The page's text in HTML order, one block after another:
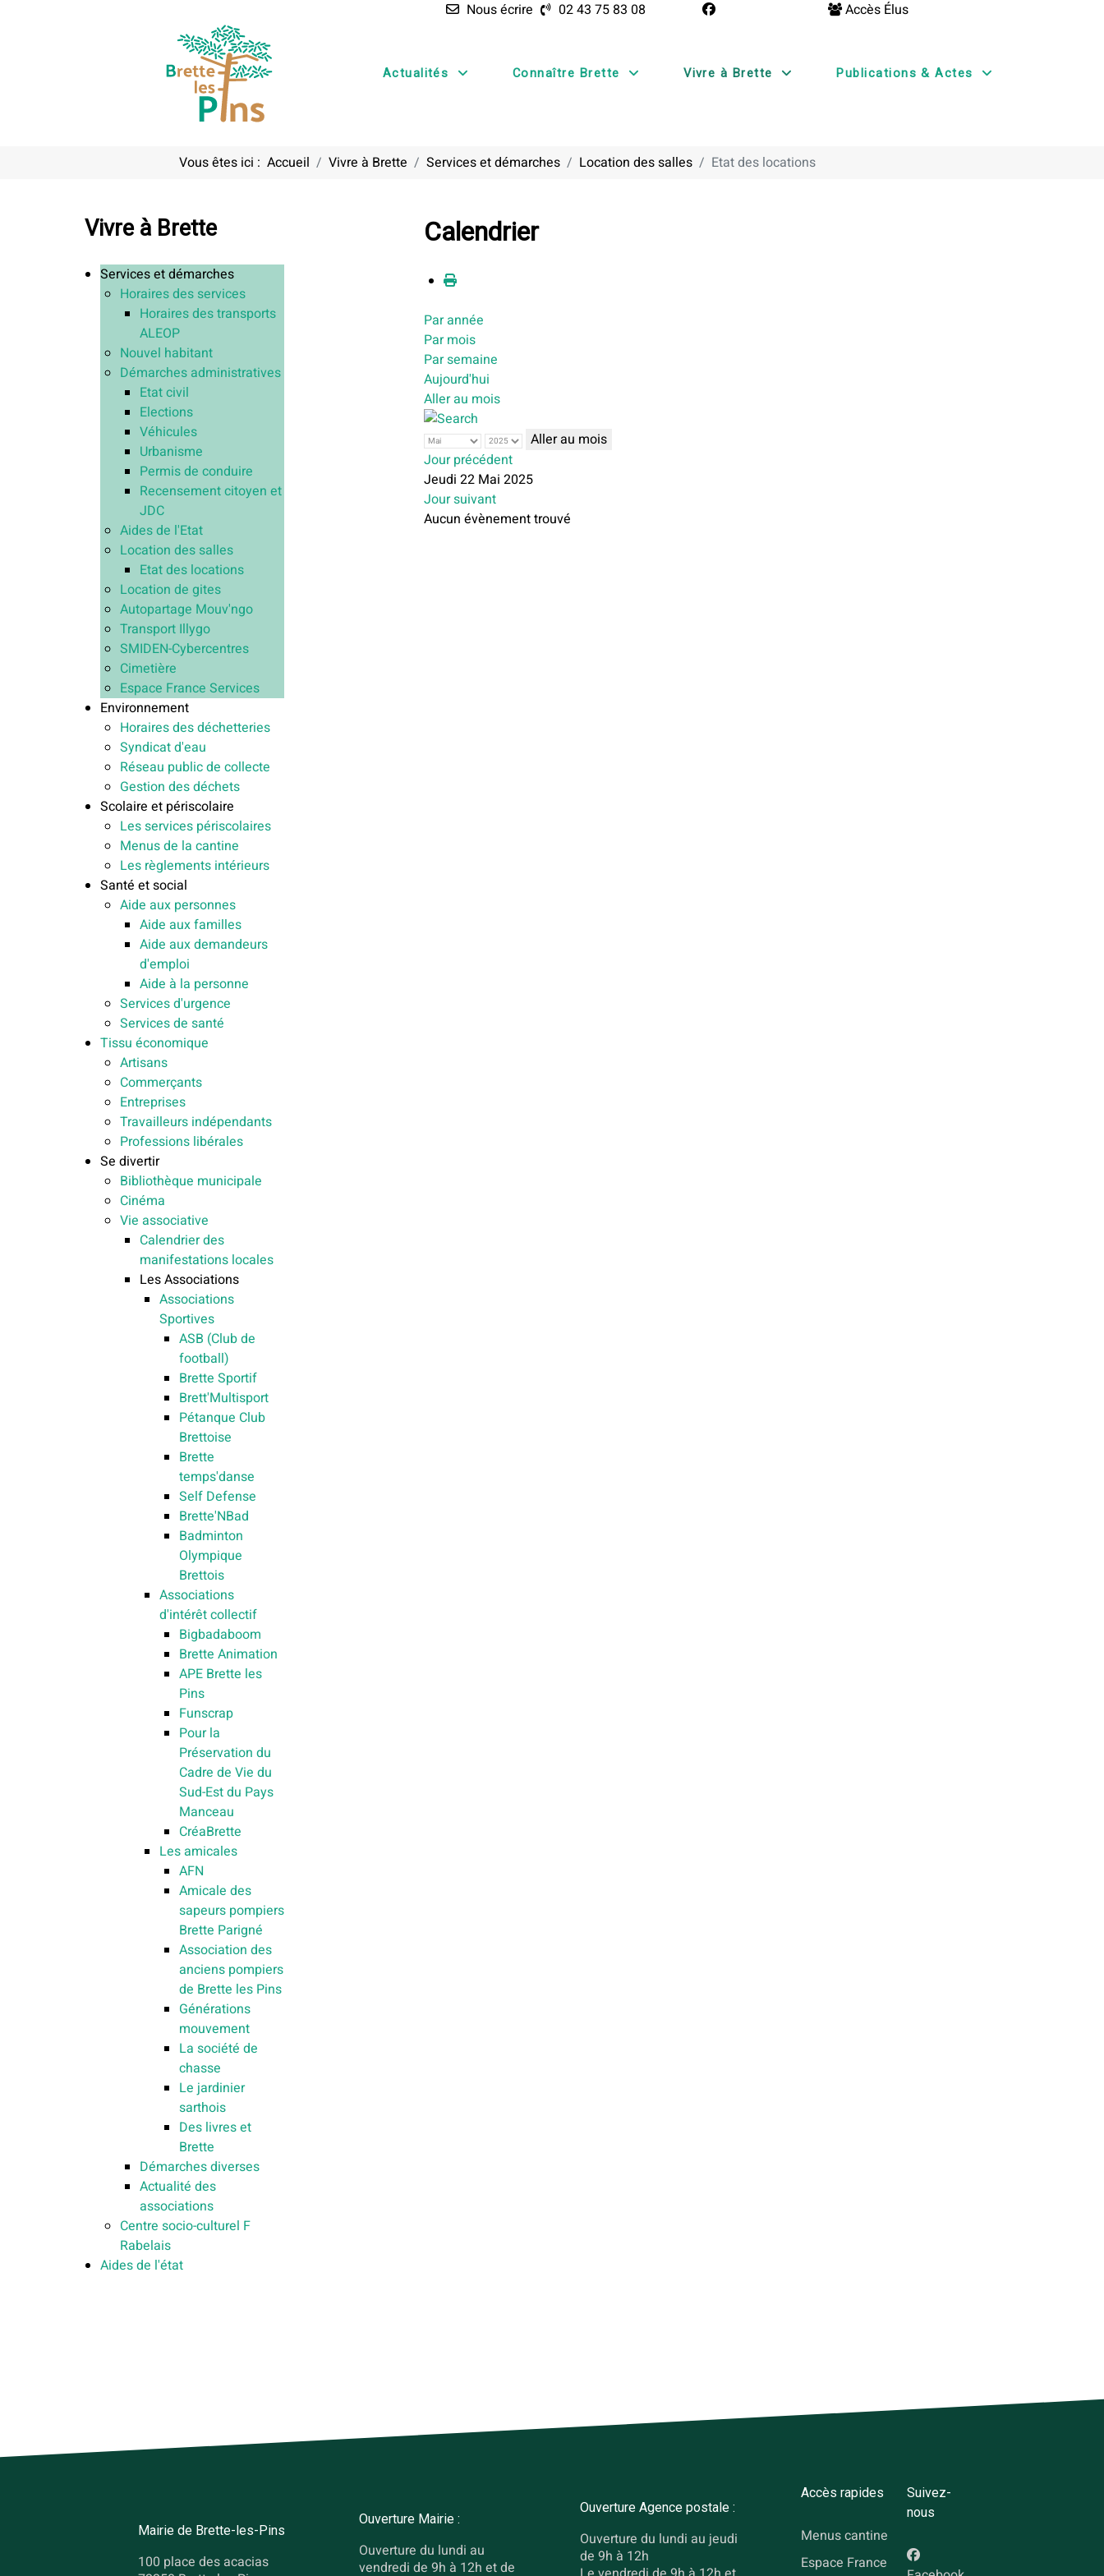
Nous écrire 02 43 75 83 08 Accès Élus
Actualités Connaître Brette Vivre à Brette Publications & Actes
Vous êtes ici : Accueil Vivre à Brette Services et démarches Location des salles Etat des locations
Vivre à Brette
Services et démarches
Horaires des services
Horaires des transports
ALEOP
Nouvel habitant
Démarches administratives
Etat civil
Elections
Véhicules
Urbanisme
Permis de conduire
Recensement citoyen et
JDC
Aides de l'Etat
Location des salles
Etat des locations
Location de gites
Autopartage Mouv'ngo
Transport Illygo
SMIDEN-Cybercentres
Cimetière
Espace France Services
Environnement
Horaires des déchetteries
Syndicat d'eau
Réseau public de collecte
Gestion des déchets
Scolaire et périscolaire
Les services périscolaires
Menus de la cantine
Les règlements intérieurs
Santé et social
Aide aux personnes
Aide aux familles
Aide aux demandeurs
d'emploi
Aide à la personne
Services d'urgence
Services de santé
Tissu économique
Artisans
Commerçants
Entreprises
Travailleurs indépendants
Professions libérales
Se divertir
Bibliothèque municipale
Cinéma
Vie associative
Calendrier des
manifestations locales
Les Associations
Associations
Sportives
ASB (Club de
football)
Brette Sportif
Brett'Multisport
Pétanque Club
Brettoise
Brette
temps'danse
Self Defense
Brette'NBad
Badminton
Olympique
Brettois
Associations
d'intérêt collectif
Bigbadaboom
Brette Animation
APE Brette les
Pins
Funscrap
Pour la
Préservation du
Cadre de Vie du
Sud-Est du Pays
Manceau
CréaBrette
Les amicales
AFN
Amicale des
sapeurs pompiers
Brette Parigné
Association des
anciens pompiers
de Brette les Pins
Générations
mouvement
La société de
chasse
Le jardinier
sarthois
Des livres et
Brette
Démarches diverses
Actualité des
associations
Centre socio-culturel F
Rabelais
Aides de l'état
Calendrier
Par année
Par mois
Par semaine
Aujourd'hui
Aller au mois
Aller au mois
Jour précédent
Jeudi 22 Mai 2025
Jour suivant
Aucun évènement trouvé
Mairie de Brette-les-Pins
100 place des acacias
Ouverture Mairie :
Ouverture du lundi au
vendredi de 9h à 12h et de
Ouverture Agence postale :
Ouverture du lundi au jeudi
de 9h à 12h
Accès rapides
Menus cantine
Espace France
Suivez-
nous